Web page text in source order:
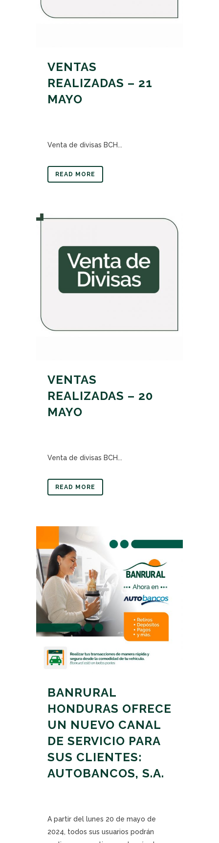
VENTAS
REALIZADAS – 21
MAYO
Venta de divisas BCH...
READ MORE
VENTAS
REALIZADAS – 20
MAYO
Venta de divisas BCH...
READ MORE
BANRURAL
HONDURAS OFRECE
UN NUEVO CANAL
DE SERVICIO PARA
SUS CLIENTES:
AUTOBANCOS, S.A.
A partir del lunes 20 de mayo de
2024, todos sus usuarios podrán